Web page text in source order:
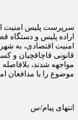
سرپرست پلیس امنیت
اراده پلیس و دستگاه
امنیت اقتصادی، به
قانونی قاچاقچیان و
موضوع را با مدافعان
انتهای پیام/س